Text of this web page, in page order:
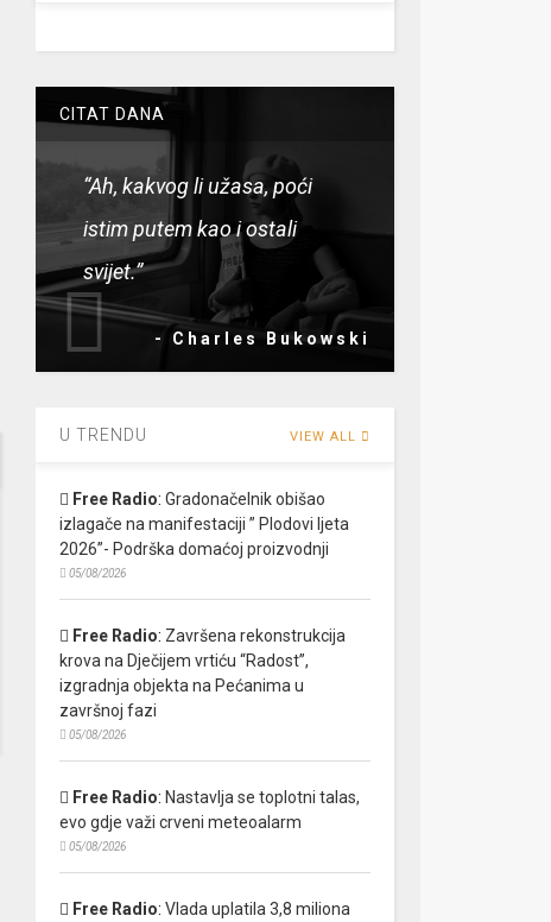
CITAT DANA
“Ah, kakvog li užasa, poći
istim putem kao i ostali
svijet.”
- Charles Bukowski
U TRENDU VIEW ALL
Free Radio: Gradonačelnik obišao
izlagače na manifestaciji ” Plodovi ljeta
2026”- Podrška domaćoj proizvodnji
05/08/2026
Free Radio: Završena rekonstrukcija
krova na Dječijem vrtiću “Radost”,
izgradnja objekta na Pećanima u
završnoj fazi
05/08/2026
Free Radio: Nastavlja se toplotni talas,
evo gdje važi crveni meteoalarm
05/08/2026
Free Radio: Vlada uplatila 3,8 miliona